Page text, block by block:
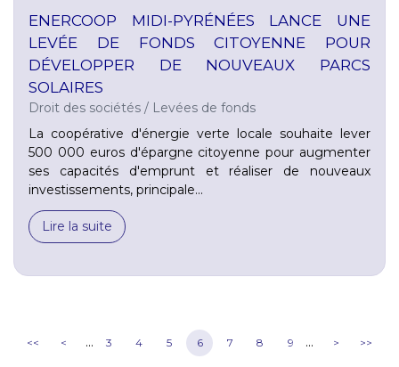
ENERCOOP MIDI-PYRÉNÉES LANCE UNE
LEVÉE DE FONDS CITOYENNE POUR
DÉVELOPPER DE NOUVEAUX PARCS
SOLAIRES
Droit des sociétés / Levées de fonds
La coopérative d'énergie verte locale souhaite lever
500 000 euros d'épargne citoyenne pour augmenter
ses capacités d'emprunt et réaliser de nouveaux
investissements, principale...
Lire la suite
<< < ... 3 4 5 6 7 8 9 ... > >>